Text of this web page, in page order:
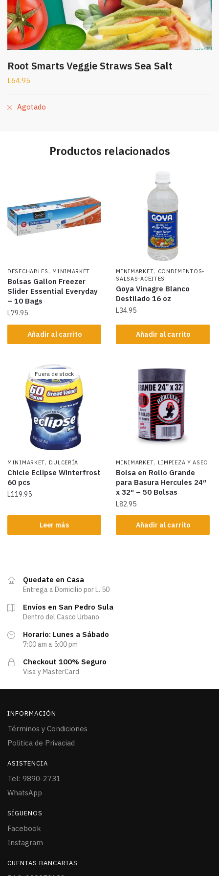
Root Smarts Veggie Straws Sea Salt
L64.95
Agotado
Productos relacionados
DESECHABLES , MINIMARKET
Bolsas Gallon Freezer
Slider Essential Everyday
– 10 Bags
L79.95
Añadir al carrito
MINIMARKET, CONDIMENTOS-
SALSAS-ACEITES
Goya Vinagre Blanco
Destilado 16 oz
L34.95
Añadir al carrito
Fuera de stock
MINIMARKET, DULCERÍA
Chicle Eclipse Winterfrost
60 pcs
L119.95
Leer más
MINIMARKET, LIMPIEZA Y ASEO
Bolsa en Rollo Grande
para Basura Hercules 24″
x 32″ – 50 Bolsas
L82.95
Añadir al carrito
Quedate en Casa
Entrega a Domicilio por L. 50
Envíos en San Pedro Sula
Dentro del Casco Urbano
Horario: Lunes a Sábado
7:00 am a 5:00 pm
Checkout 100% Seguro
Visa y MasterCard
INFORMACIÓN
Términos y Condiciones
Politica de Privaciad
ASISTENCIA
Tel: 9890-2731
WhatsApp
SÍGUENOS
Facebook
Instagram
CUENTAS BANCARIAS